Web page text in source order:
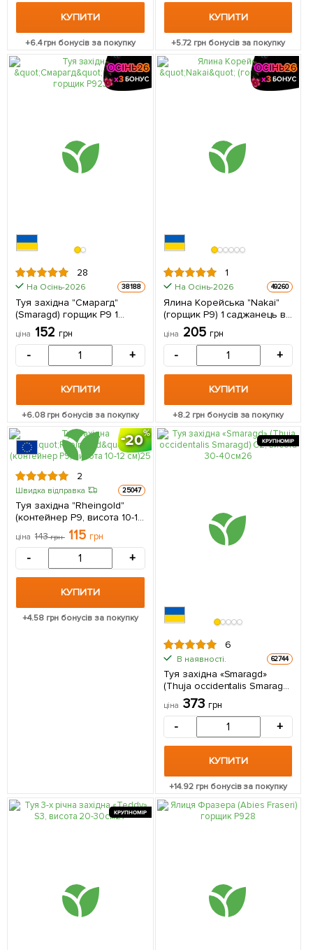
КУПИТИ
+6.4грн бонусів за покупку
КУПИТИ
+5.72грн бонусів за покупку
28
На Осінь-2026 38188
Туя західна "Смарагд"
(Smaragd) горщик P9 1
саджанець в упаковці
ціна 152 грн
- +
КУПИТИ
+6.08грн бонусів за покупку
1
На Осінь-2026 49260
Ялина Корейська "Nakai"
(горщик P9) 1 саджанець в
упаковці
ціна 205 грн
- +
КУПИТИ
+8.2грн бонусів за покупку
20
2
Швидка відправка 25047
Туя західна "Rheingold"
(контейнер P9, висота 10-12
см) 1 саджанець в упаковці
ціна 143грн 115 грн
- +
КУПИТИ
+4.58 грн бонусів за покупку
КРУПНОМІР
6
В наявності. 62744
Туя західна «Smaragd»
(Thuja occidentalis Smaragd)
C2, висота 30-40см 1
саджанець в упаковці
ціна 373 грн
- +
КУПИТИ
+14.92грн бонусів за покупку
КРУПНОМІР